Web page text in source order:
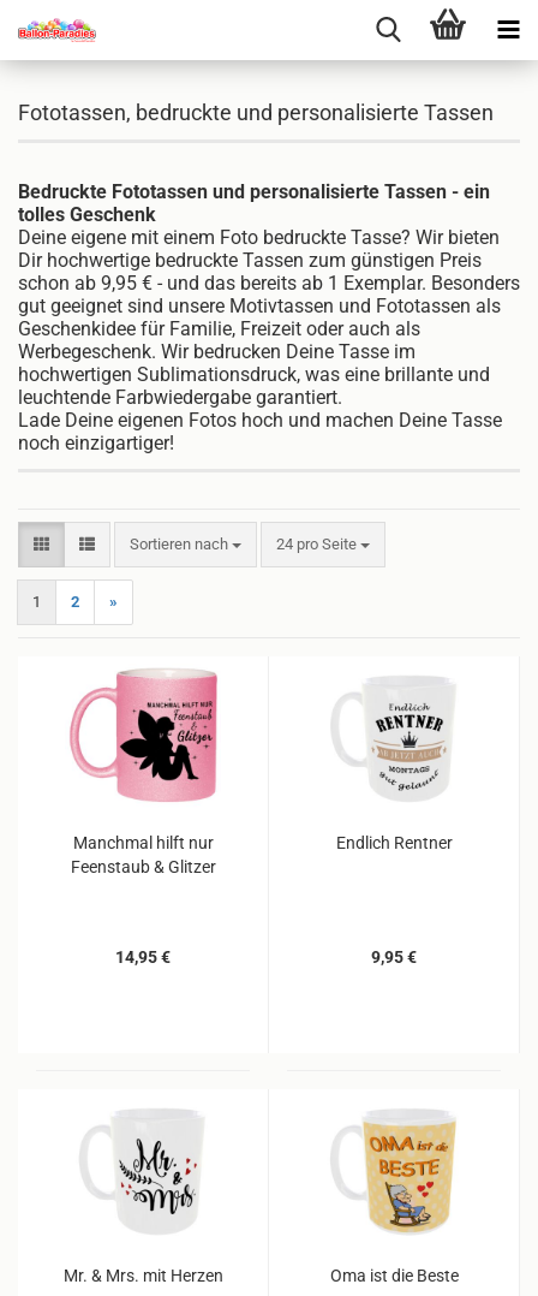
Fototassen, bedruckte und personalisierte Tassen
Bedruckte Fototassen und personalisierte Tassen - ein
tolles Geschenk
Deine eigene mit einem Foto bedruckte Tasse? Wir bieten
Dir hochwertige bedruckte Tassen zum günstigen Preis
schon ab 9,95 € - und das bereits ab 1 Exemplar. Besonders
gut geeignet sind unsere Motivtassen und Fototassen als
Geschenkidee für Familie, Freizeit oder auch als
Werbegeschenk. Wir bedrucken Deine Tasse im
hochwertigen Sublimationsdruck, was eine brillante und
leuchtende Farbwiedergabe garantiert.
Lade Deine eigenen Fotos hoch und machen Deine Tasse
noch einzigartiger!
Sortieren nach
Sortieren nach 24 pro Seite
pro Seite
1 2 »
Manchmal hilft nur
Feenstaub & Glitzer
14,95 €
Endlich Rentner
9,95 €
Mr. & Mrs. mit Herzen Oma ist die Beste